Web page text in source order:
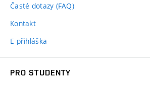
Časté dotazy (FAQ)
Kontakt
E-přihláška
PRO STUDENTY